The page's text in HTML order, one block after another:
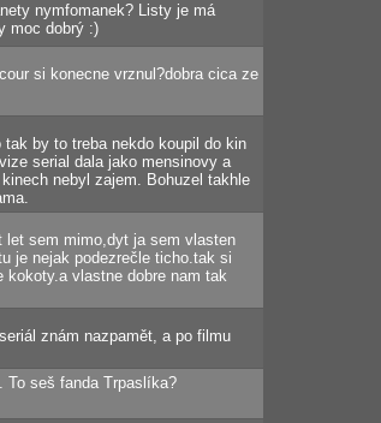
nymfomanek? Listy je má
moc dobrý :)
si konecne vrznul?dobra cica ze
by to treba nekdo koupil do kin
serial dala jako mensinovy a
nebyl zajem. Bohuzel takhle
let sem mimo,dyt ja sem vlasten
je nejak podezrečle ticho.tak si
vlastne dobre nam tak
znám nazpamět, a po filmu
seš fanda Trpaslíka?